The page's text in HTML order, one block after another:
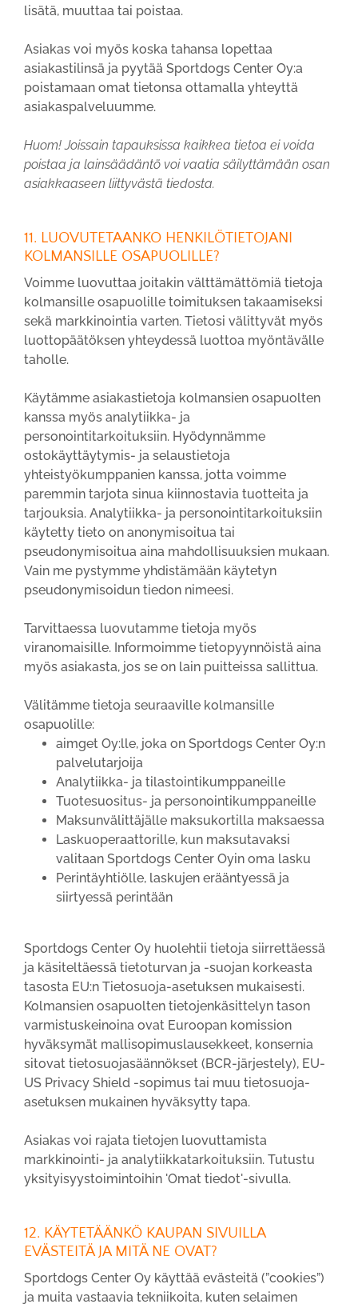
lisätä, muuttaa tai poistaa.
Asiakas voi myös koska tahansa lopettaa
asiakastilinsä ja pyytää Sportdogs Center Oy:a
poistamaan omat tietonsa ottamalla yhteyttä
asiakaspalveluumme.
Huom! Joissain tapauksissa kaikkea tietoa ei voida
poistaa ja lainsäädäntö voi vaatia säilyttämään osan
asiakkaaseen liittyvästä tiedosta.
11. LUOVUTETAANKO HENKILÖTIETOJANI
KOLMANSILLE OSAPUOLILLE?
Voimme luovuttaa joitakin välttämättömiä tietoja
kolmansille osapuolille toimituksen takaamiseksi
sekä markkinointia varten. Tietosi välittyvät myös
luottopäätöksen yhteydessä luottoa myöntävälle
taholle.
Käytämme asiakastietoja kolmansien osapuolten
kanssa myös analytiikka- ja
personointitarkoituksiin. Hyödynnämme
ostokäyttäytymis- ja selaustietoja
yhteistyökumppanien kanssa, jotta voimme
paremmin tarjota sinua kiinnostavia tuotteita ja
tarjouksia. Analytiikka- ja personointitarkoituksiin
käytetty tieto on anonymisoitua tai
pseudonymisoitua aina mahdollisuuksien mukaan.
Vain me pystymme yhdistämään käytetyn
pseudonymisoidun tiedon nimeesi.
Tarvittaessa luovutamme tietoja myös
viranomaisille. Informoimme tietopyynnöistä aina
myös asiakasta, jos se on lain puitteissa sallittua.
Välitämme tietoja seuraaville kolmansille
osapuolille:
aimget Oy:lle, joka on Sportdogs Center Oy:n
palvelutarjoija
Analytiikka- ja tilastointikumppaneille
Tuotesuositus- ja personointikumppaneille
Maksunvälittäjälle maksukortilla maksaessa
Laskuoperaattorille, kun maksutavaksi
valitaan Sportdogs Center Oyin oma lasku
Perintäyhtiölle, laskujen erääntyessä ja
siirtyessä perintään
Sportdogs Center Oy huolehtii tietoja siirrettäessä
ja käsiteltäessä tietoturvan ja -suojan korkeasta
tasosta EU:n Tietosuoja-asetuksen mukaisesti.
Kolmansien osapuolten tietojenkäsittelyn tason
varmistuskeinoina ovat Euroopan komission
hyväksymät mallisopimuslausekkeet, konsernia
sitovat tietosuojasäännökset (BCR-järjestely), EU-
US Privacy Shield -sopimus tai muu tietosuoja-
asetuksen mukainen hyväksytty tapa.
Asiakas voi rajata tietojen luovuttamista
markkinointi- ja analytiikkatarkoituksiin. Tutustu
yksityisyystoimintoihin 'Omat tiedot'-sivulla.
12. KÄYTETÄÄNKÖ KAUPAN SIVUILLA
EVÄSTEITÄ JA MITÄ NE OVAT?
Sportdogs Center Oy käyttää evästeitä (”cookies”)
ja muita vastaavia tekniikoita, kuten selaimen